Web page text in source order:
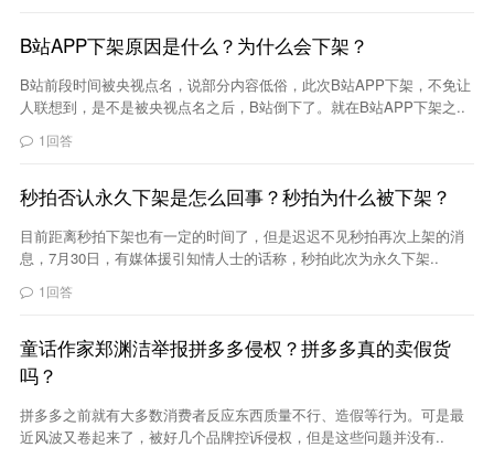
B站APP下架原因是什么？为什么会下架？
B站前段时间被央视点名，说部分内容低俗，此次B站APP下架，不免让
人联想到，是不是被央视点名之后，B站倒下了。就在B站APP下架之..
1回答
秒拍否认永久下架是怎么回事？秒拍为什么被下架？
目前距离秒拍下架也有一定的时间了，但是迟迟不见秒拍再次上架的消
息，7月30日，有媒体援引知情人士的话称，秒拍此次为永久下架..
1回答
童话作家郑渊洁举报拼多多侵权？拼多多真的卖假货
吗？
拼多多之前就有大多数消费者反应东西质量不行、造假等行为。可是最
近风波又卷起来了，被好几个品牌控诉侵权，但是这些问题并没有..